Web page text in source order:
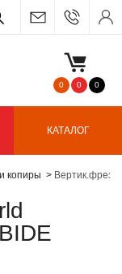
0 0 0
КАТАЛОГ
копиры